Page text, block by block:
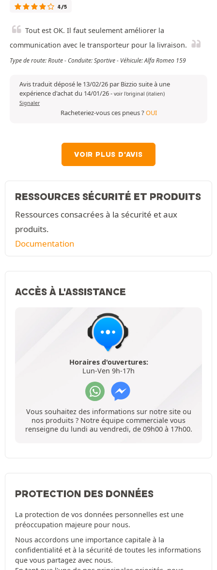
4/5
Tout est OK. Il faut seulement améliorer la
communication avec le transporteur pour la livraison.
Type de route: Route - Conduite: Sportive - Véhicule: Alfa Romeo 159
Avis traduit déposé le 13/02/26 par Bizzio suite à une
expérience d'achat du 14/01/26- voir l'original (italien)
Signaler
Racheteriez-vous ces pneus ?OUI
VOIR PLUS D'AVIS
RESSOURCES SÉCURITÉ ET PRODUITS
Ressources consacrées à la sécurité et aux
produits.
Documentation
ACCÈS À L'ASSISTANCE
Horaires d'ouvertures:
Lun-Ven 9h-17h
Vous souhaitez des informations sur notre site ou
nos produits ? Notre équipe commerciale vous
renseigne du lundi au vendredi, de 09h00 à 17h00.
PROTECTION DES DONNÉES
La protection de vos données personnelles est une
préoccupation majeure pour nous.
Nous accordons une importance capitale à la
confidentialité et à la sécurité de toutes les informations
que vous partagez avec nous.